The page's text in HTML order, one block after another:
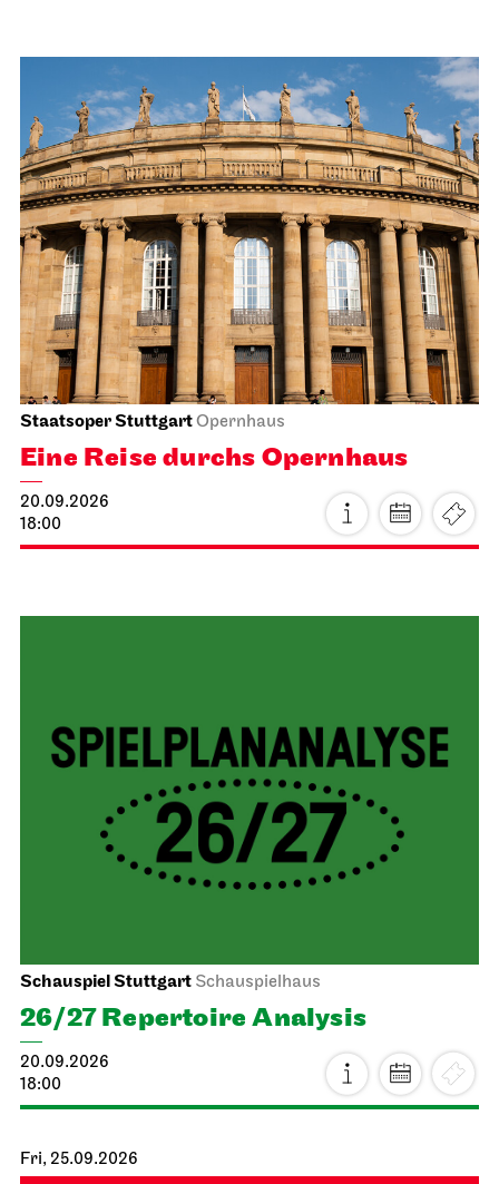
Staatsoper StuttgartOpernhaus
Eine Reise durchs Opernhaus
20.09.2026
18:00
Schauspiel Stuttgart Schauspielhaus
26/27 Repertoire Analysis
20.09.2026
18:00
Fri, 25.09.2026